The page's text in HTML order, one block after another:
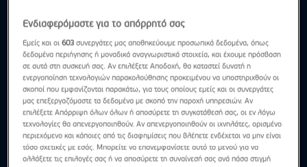
Ενδιαφερόμαστε για το απόρρητό σας
Εμείς και οι603 συνεργάτες μας αποθηκεύουμε προσωπικά δεδομένα, όπως
δεδομένα περιήγησης ή μοναδικά αναγνωριστικά στοιχεία, και έχουμε πρόσβαση
σε αυτά στη συσκευή σας. Αν επιλέξετε Αποδοχή, θα καταστεί δυνατή η
ενεργοποίηση τεχνολογιών παρακολούθησης προκειμένου να υποστηριχθούν οι
σκοποί που εμφανίζονται παρακάτω, για τους οποίους εμείς και οι συνεργάτες
μας επεξεργαζόμαστε τα δεδομένα με σκοπό την παροχή υπηρεσιών. Αν
επιλέξετε Απόρριψη όλων όλων ή αποσύρετε τη συγκατάθεσή σας, οι εν λόγω
τεχνολογίες θα απενεργοποιηθούν. Αν απενεργοποιηθούν οι ιχνηλάτες, ορισμένο
περιεχόμενο και κάποιες από τις διαφημίσεις που βλέπετε ενδέχεται να μην είναι
τόσο σχετικές με εσάς. Μπορείτε να επανεμφανίσετε αυτό το μενού για να
αλλάξετε τις επιλογές σας ή να αποσύρετε τη συναίνεσή σας ανά πάσα στιγμή